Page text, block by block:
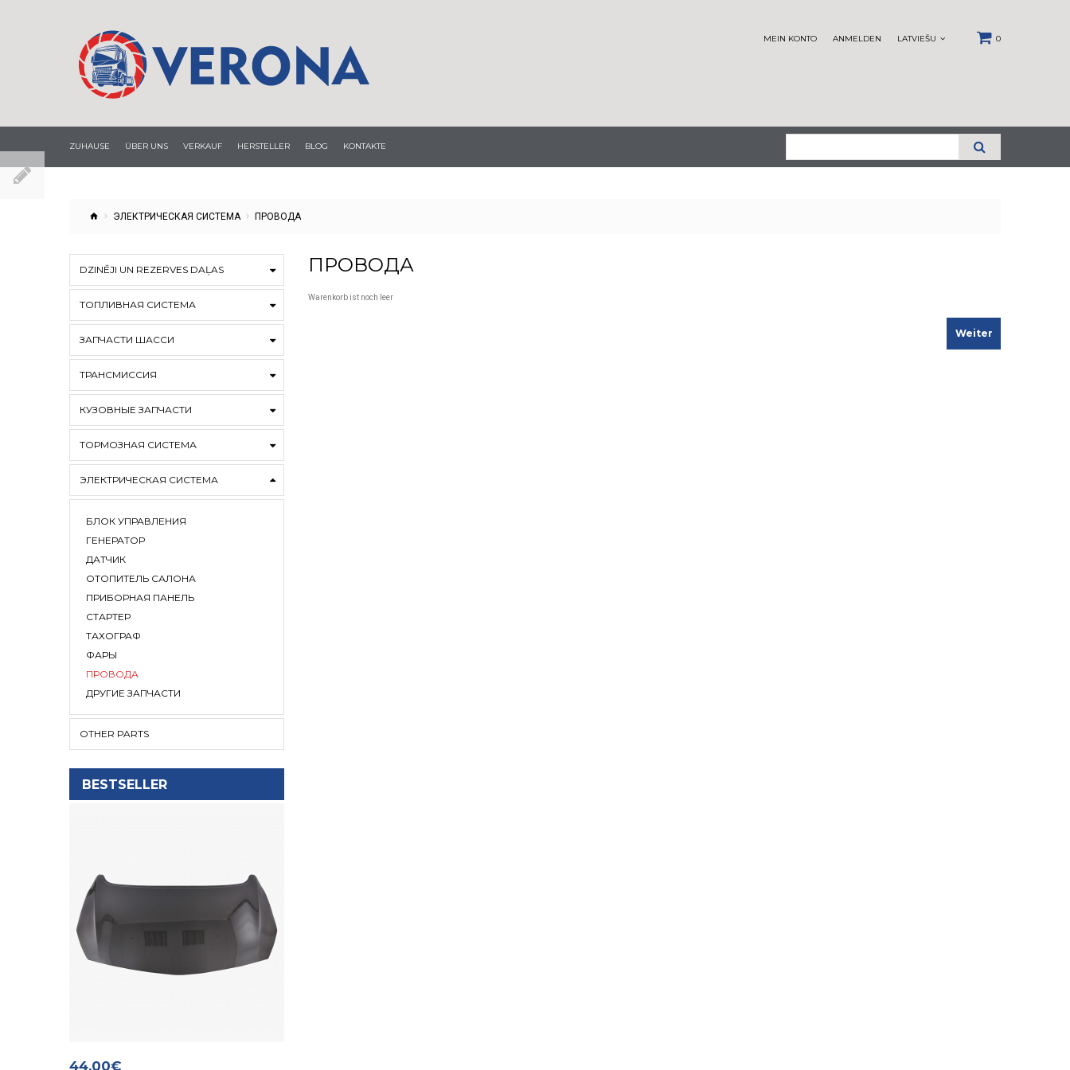
0
MEIN KONTO ANMELDEN LATVIEŠU
ZUHAUSE ÜBER UNS VERKAUF HERSTELLER BLOG KONTAKTE
ЭЛЕКТРИЧЕСКАЯ СИСТЕМА ПРОВОДА
DZINĒJI UN REZERVES DAĻAS
ТОПЛИВНАЯ СИСТЕМА
ЗАПЧАСТИ ШАССИ
ТРАНСМИССИЯ
КУЗОВНЫЕ ЗАПЧАСТИ
ТОРМОЗНАЯ СИСТЕМА
ЭЛЕКТРИЧЕСКАЯ СИСТЕМА
БЛОК УПРАВЛЕНИЯ
ГЕНЕРАТОР
ДАТЧИК
ОТОПИТЕЛЬ САЛОНА
ПРИБОРНАЯ ПАНЕЛЬ
СТАРТЕР
ТАХОГРАФ
ФАРЫ
ПРОВОДА
ДРУГИЕ ЗАПЧАСТИ
OTHER PARTS
BESTSELLER
44,00€
ПРОВОДА
Warenkorb ist noch leer
Weiter